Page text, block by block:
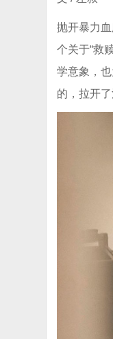
抛开暴力
个关于“救
学意象，
的，拉开了